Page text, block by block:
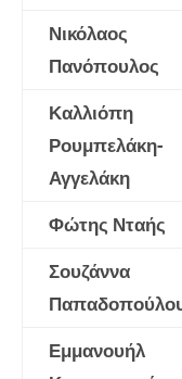
Νικόλαος
Πανόπουλος
Καλλιόπη
Ρουμπελάκη-
Αγγελάκη
Φώτης Νταής
Σουζάννα
Εμμανουήλ